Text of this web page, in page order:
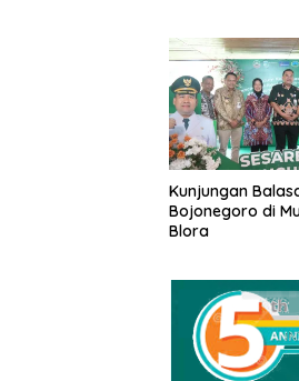
Kunjungan
Bojonegoro di
Blora